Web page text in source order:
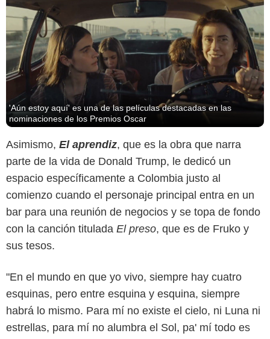
'Aún estoy aquí' es una de las películas destacadas en las
nominaciones de los Premios Oscar
Asimismo, El aprendiz, que es la obra que narra
parte de la vida de Donald Trump, le dedicó un
espacio específicamente a Colombia justo al
comienzo cuando el personaje principal entra en un
bar para una reunión de negocios y se topa de fondo
con la canción titulada El preso, que es de Fruko y
sus tesos.
"En el mundo en que yo vivo, siempre hay cuatro
esquinas, pero entre esquina y esquina, siempre
habrá lo mismo. Para mí no existe el cielo, ni Luna ni
estrellas, para mí no alumbra el Sol, pa' mí todo es